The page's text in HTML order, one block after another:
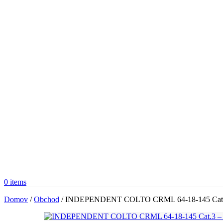
0 items
Domov /Obchod /INDEPENDENT COLTO CRML 64-18-145